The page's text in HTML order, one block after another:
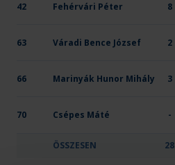
42 Fehérvári Péter 8
63 Váradi Bence József 2
66 Marinyák Hunor Mihály 3
70 Csépes Máté -
ÖSSZESEN 28